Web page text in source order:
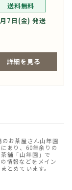
送料無料
7日(金) 発送
詳細を見る
お茶屋さん山年園
あり、60年余りの
舗「山年園」で
情報などをメイン
とめています。